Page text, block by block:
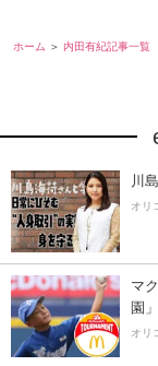
ホーム 内田有紀記事一覧
川
オリ
マ
園」
オリ